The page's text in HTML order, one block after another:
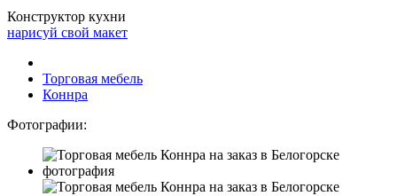
Конструктор кухни
нарисуй свой макет
Торговая мебель
Коннра
Фотографии: